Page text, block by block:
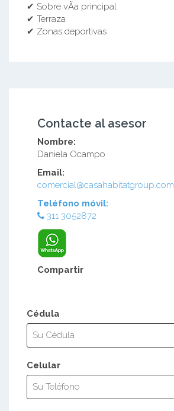
✔ Sobre vÃ­a principal
✔ Terraza
✔ Zonas deportivas
Contacte al asesor
Nombre:
Daniela Ocampo
Email:
comercial@casahabitatgroup.com
Teléfono móvil:
311 3052872
Compartir
Cédula
Celular